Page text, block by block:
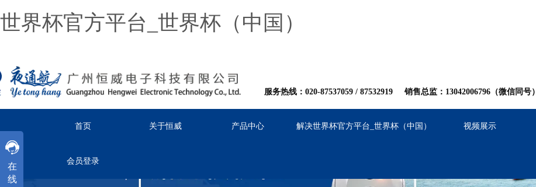
世界杯官方平台_世界杯（中国）
服务热线：020-87537059 / 87532919 销售总监：13042006796（微信同号）
在
线
客服
工作时间
首页 关于恒威 产品中心 解决世界杯官方平台_世界杯（中国） 视频展示
会员登录